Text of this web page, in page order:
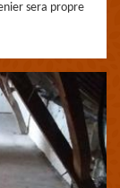
sera propre